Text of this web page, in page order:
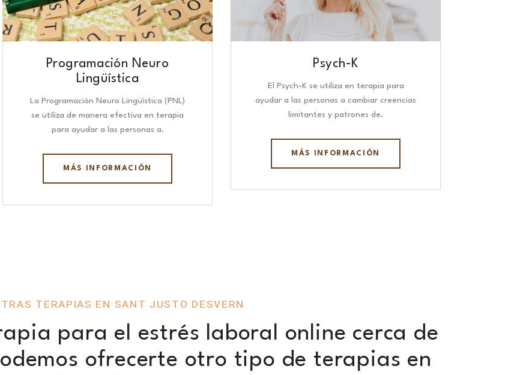
Programación Neuro
Lingüística​
La Programación Neuro Lingüística (PNL)
se utiliza de manera efectiva en terapia
para ayudar a las personas a.
MÁS INFORMACIÓN
Psych-K
El Psych-K se utiliza en terapia para
ayudar a las personas a cambiar creencias
limitantes y patrones de.
MÁS INFORMACIÓN
TERAPIAS EN SANT JUSTO DESVERN
para el estrés laboral online cerca de
ofrecerte otro tipo de terapias en